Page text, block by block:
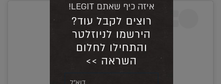
איזה כיף שאתם LEGIT!
רוצים לקבל עוד?
הירשמו לניוזלטר
והתחילו לחלום
השראה >>